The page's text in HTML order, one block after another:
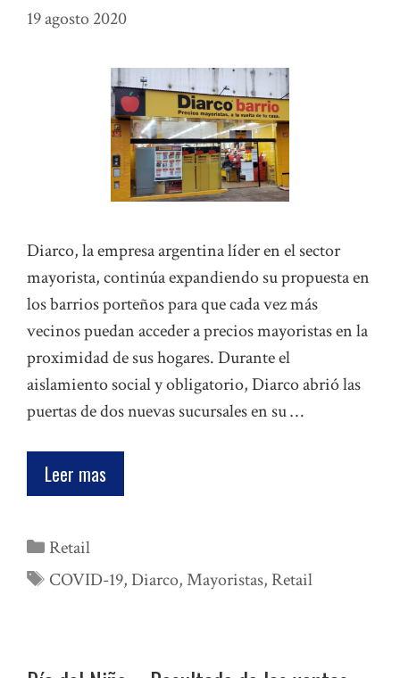
19 agosto 2020
Diarco, la empresa argentina líder en el sector
mayorista, continúa expandiendo su propuesta en
los barrios porteños para que cada vez más
vecinos puedan acceder a precios mayoristas en la
proximidad de sus hogares. Durante el
aislamiento social y obligatorio, Diarco abrió las
puertas de dos nuevas sucursales en su …
Leer mas
Categorías
Retail
Etiquetas
COVID-19,Diarco,Mayoristas, Retail